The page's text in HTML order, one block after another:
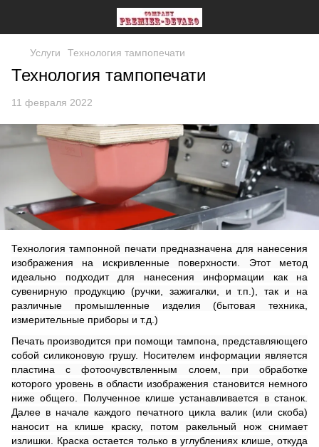
Услуги Технология тампопечати
Технология тампопечати
11 февраля 2022
Технология тампонной печати предназначена для нанесения
изображения на искривленные поверхности. Этот метод
идеально подходит для нанесения информации как на
сувенирную продукцию (ручки, зажигалки, и т.п.), так и на
различные промышленные изделия (бытовая техника,
измерительные приборы и т.д.)
Печать производится при помощи тампона, представляющего
собой силиконовую грушу. Носителем информации является
пластина с фотоочувствленным слоем, при обработке
которого уровень в области изображения становится немного
ниже общего. Полученное клише устанавливается в станок.
Далее в начале каждого печатного цикла валик (или скоба)
наносит на клише краску, потом ракельный нож снимает
излишки. Краска остается только в углублениях клише, откуда